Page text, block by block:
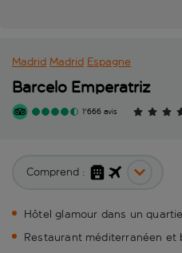
Madrid Madrid Espagne
Barcelo Emperatriz
1'666 avis
Comprend :
Hôtel glamour dans un
Restaurant méditerranéen et